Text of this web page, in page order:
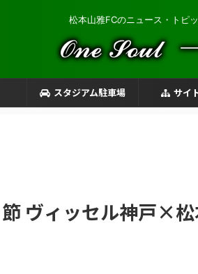
松本山雅FCのニュース・トピ
スタジアム駐車場 サイ
ヴィッセル神戸×